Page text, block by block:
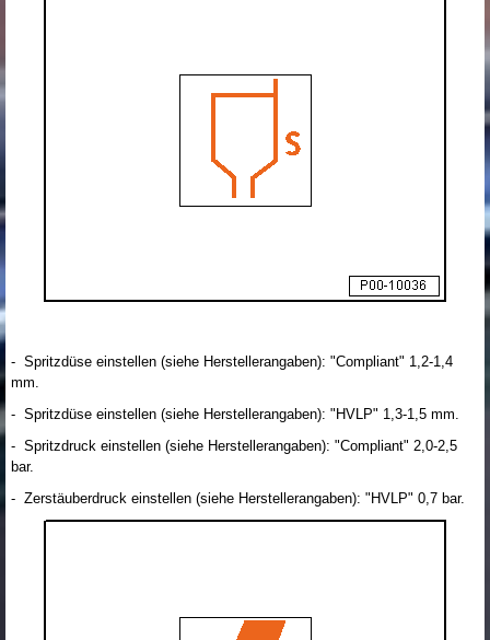
- Spritzdüse einstellen (siehe Herstellerangaben): "Compliant" 1,2-1,4
mm.
- Spritzdüse einstellen (siehe Herstellerangaben): "HVLP" 1,3-1,5 mm.
- Spritzdruck einstellen (siehe Herstellerangaben): "Compliant" 2,0-2,5
bar.
- Zerstäuberdruck einstellen (siehe Herstellerangaben): "HVLP" 0,7 bar.